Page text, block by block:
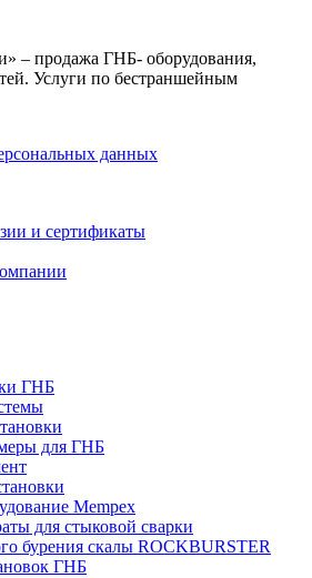
– продажа ГНБ- оборудования,
Услуги по бестраншейным
данных
и сертификаты
ГНБ
для ГНБ
Mempex
для стыковой сварки
бурения скалы ROCKBURSTER
ГНБ